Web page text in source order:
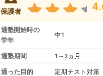
保護者
通塾開始時の
学年
中1
通塾期間 1～3ヵ月
通った目的 定期テスト対策